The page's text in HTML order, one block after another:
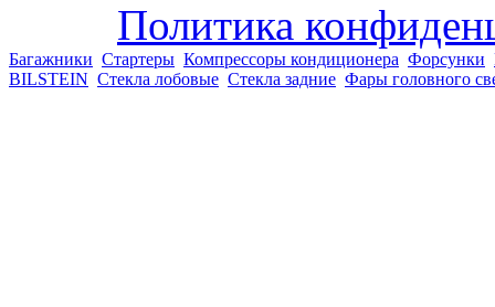
Политика
Багажники Стартеры Компрессоры кондиционера Форсунки
BILSTEIN Стекла лобовые Стекла задние Фары головного